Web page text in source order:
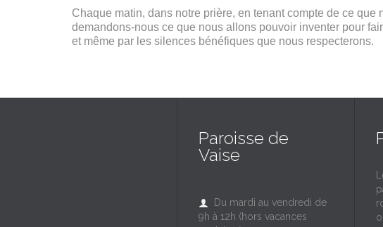
Chaque matin, dans notre prière, en tenant compte de ce
demandons-nous ce que nous allons pouvoir inventer pour
et même par les silences bénéfiques que nous respecterons.
Paroisse de
Vaise

Du mardi au vendredi de
9h à 12h (hors vacances